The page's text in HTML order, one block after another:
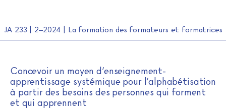
JA 233 | 2–2024 | La formation des formateurs et formatrices
Concevoir un moyen d’enseignement-
apprentissage systémique pour l’alphabétisation
à partir des besoins des personnes qui forment
et qui apprennent